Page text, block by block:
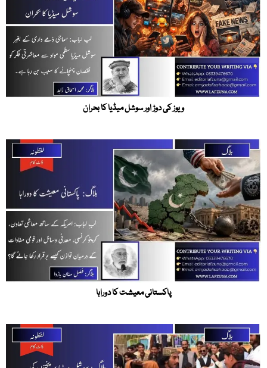
ویوز کی دوڑ اور سوشل میڈیا کا بحران
پاکستانی معیشت کا دوراہا